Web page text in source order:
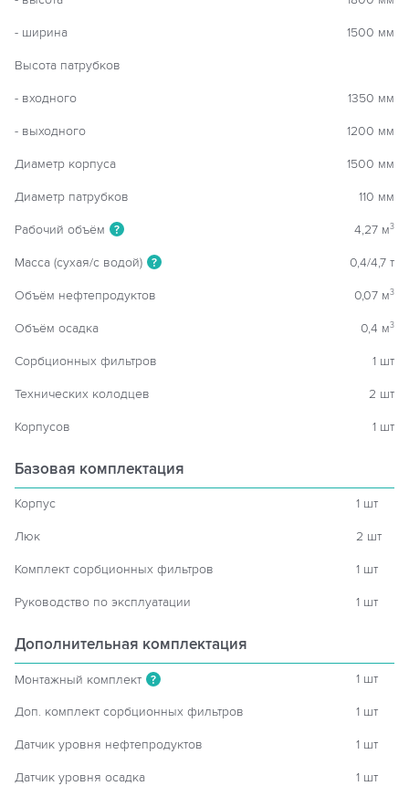
- ширина 1500 мм
Высота патрубков
- входного 1350 мм
- выходного 1200 мм
Диаметр корпуса 1500 мм
Диаметр патрубков 110 мм
Рабочий объём ? 4,27 м3
Масса (сухая/с водой) ? 0,4/4,7 т
Объём нефтепродуктов 0,07 м3
Объём осадка 0,4 м3
Сорбционных фильтров 1 шт
Технических колодцев 2 шт
Корпусов 1 шт
Базовая комплектация
Корпус 1 шт
Люк 2 шт
Комплект сорбционных фильтров 1 шт
Руководство по эксплуатации 1 шт
Дополнительная комплектация
Монтажный комплект ? 1 шт
Доп. комплект сорбционных фильтров 1 шт
Датчик уровня нефтепродуктов 1 шт
Датчик уровня осадка 1 шт